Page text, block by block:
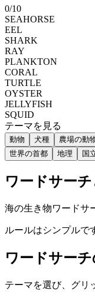
0/10
SEAHORSE
EEL
SHARK
RAY
PLANKTON
CORAL
TURTLE
OYSTER
JELLYFISH
SQUID
テーマを見る
動物 犬種 農場の動
世界の首都
地理 国
ワードサーチ
海の生き物ワードサ
ルールはシンプルで
ワードサー
テーマを選び、グリ